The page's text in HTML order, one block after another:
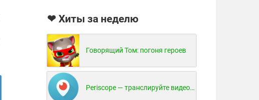
❤ Хиты за неделю
Говорящий Том: погоня героев
Periscope — транслируйте видео в реальном времени!